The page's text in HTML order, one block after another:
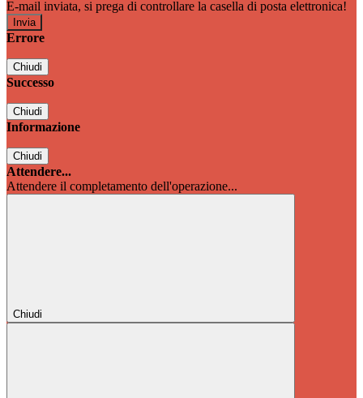
E-mail inviata, si prega di controllare la casella di posta elettronica!
Errore
Chiudi
Successo
Chiudi
Informazione
Chiudi
Attendere...
Attendere il completamento dell'operazione...
Chiudi